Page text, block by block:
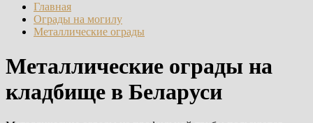
Главная
Ограды на могилу
Металлические ограды
Металлические ограды на
кладбище в Беларуси